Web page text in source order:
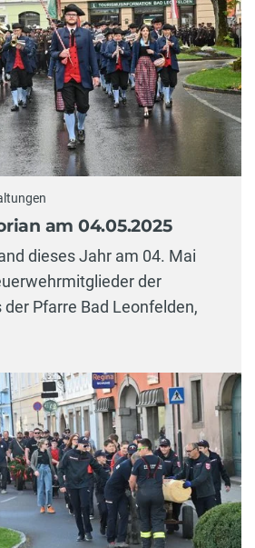
am 04.05.2025
dieses Jahr am 04. Mai
der
Pfarre Bad Leonfelden,